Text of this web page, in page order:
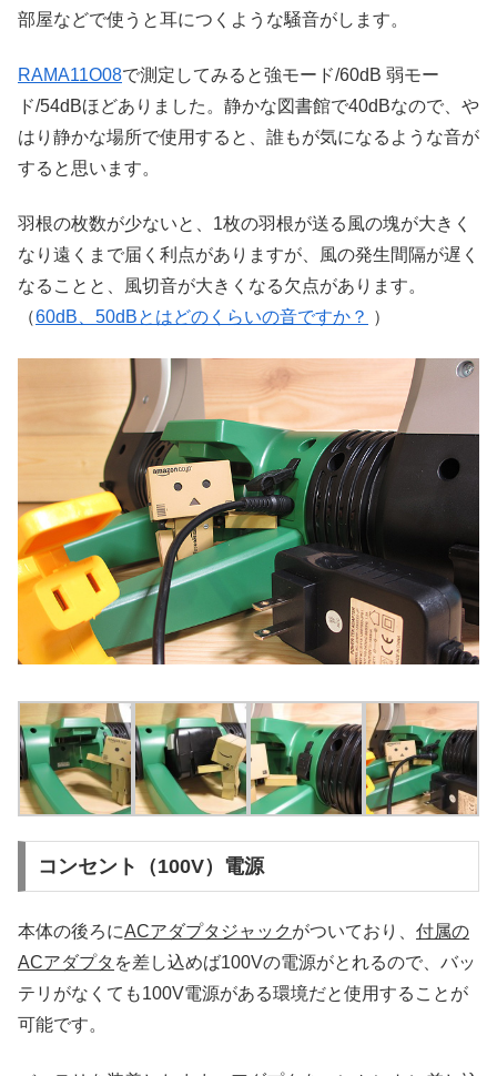
部屋などで使うと耳につくような騒音がします。
RAMA11O08で測定してみると強モード/60dB 弱モー
ド/54dBほどありました。静かな図書館で40dBなので、や
はり静かな場所で使用すると、誰もが気になるような音が
すると思います。
羽根の枚数が少ないと、1枚の羽根が送る風の塊が大きく
なり遠くまで届く利点がありますが、風の発生間隔が遅く
なることと、風切音が大きくなる欠点があります。
（60dB、50dBとはどのくらいの音ですか？ ）
コンセント（100V）電源
本体の後ろにACアダプタジャック がついており、 付属の
ACアダプタ を差し込めば100Vの電源がとれるので、バッ
テリがなくても100V電源がある環境だと使用することが
可能です。